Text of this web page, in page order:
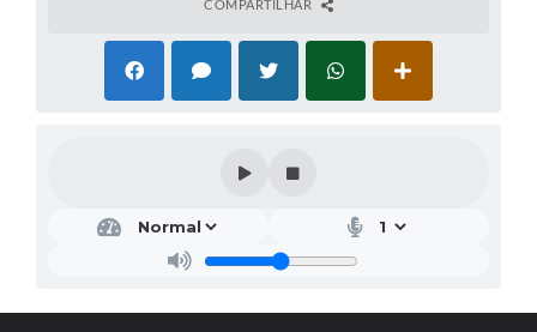
COMPARTILHAR